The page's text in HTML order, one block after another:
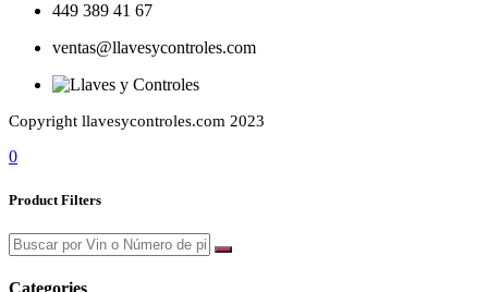
449 389 41 67
ventas@llavesycontroles.com
Copyright llavesycontroles.com 2023
0
Product Filters
Categories